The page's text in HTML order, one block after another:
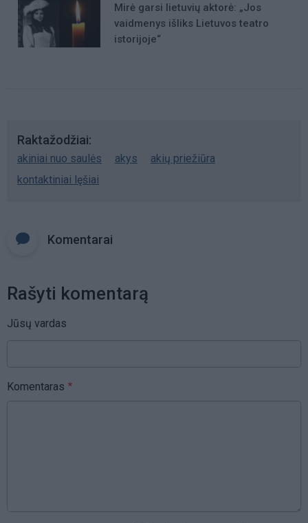
Mirė garsi lietuvių aktorė: „Jos
vaidmenys išliks Lietuvos teatro
istorijoje“
Raktažodžiai
akiniai nuo saulės akys
akių priežiūra
kontaktiniai lęšiai
Komentarai
Rašyti komentarą
Jūsų vardas
Komentaras